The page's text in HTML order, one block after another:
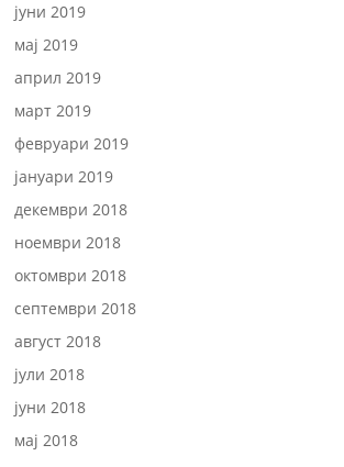
јуни 2019
мај 2019
април 2019
март 2019
февруари 2019
јануари 2019
декември 2018
ноември 2018
октомври 2018
септември 2018
август 2018
јули 2018
јуни 2018
мај 2018